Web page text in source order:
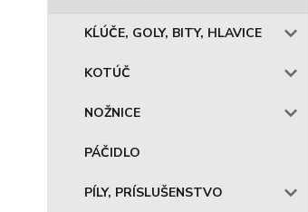
KĹÚČE, GOLY, BITY, HLAVICE
KOTÚČ
NOŽNICE
PÁČIDLO
PÍLY, PRÍSLUŠENSTVO